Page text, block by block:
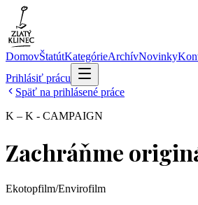
DomovŠtatútKategórieArchívNovinky
Prihlásiť prácu
Späť na prihlásené práce
K – K - CAMPAIGN
Zachráňme
Ekotopfilm/Envirofilm